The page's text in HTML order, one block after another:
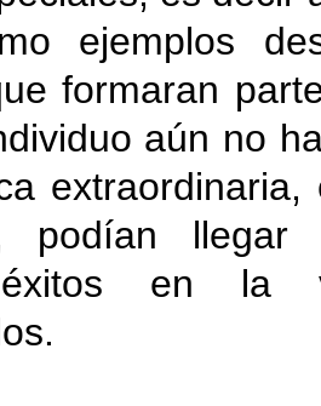
ejemplos
formaran
aún no
podían
éxitos en la